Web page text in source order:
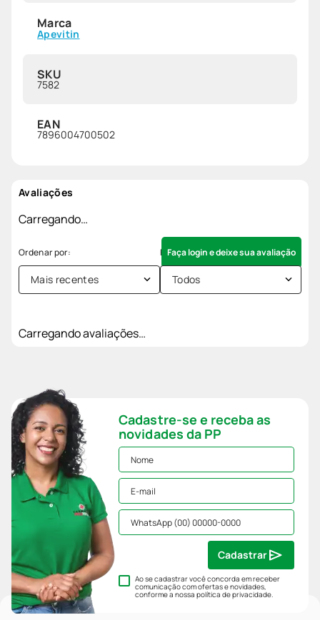
Marca
Apevitin
SKU
7582
EAN
7896004700502
Avaliações
Carregando…
Faça login e deixe sua avaliação
Mais recentes Todos
Carregando avaliações…
Cadastre-se e receba as
novidades da PP
Ao se cadastrar você concorda em receber
comunicação com ofertas e novidades,
conforme a nossapolítica de privacidade.
Cadastrar